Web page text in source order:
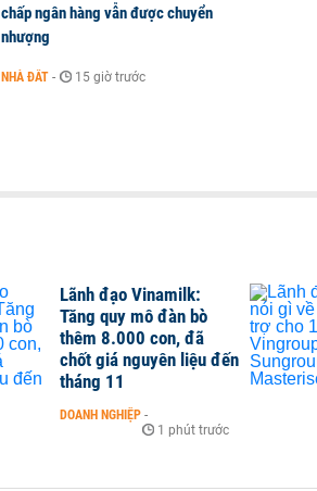
chấp ngân hàng vẫn được chuyển
nhượng
NHÀ ĐẤT - 15 giờ trước
Lãnh đạo Vinamilk:
Tăng quy mô đàn bò
thêm 8.000 con, đã
chốt giá nguyên liệu đến
tháng 11
DOANH NGHIỆP -
1 phút trước